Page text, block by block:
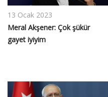
13 Ocak 2023
Meral Akşener: Çok şükür
gayet iyiyim